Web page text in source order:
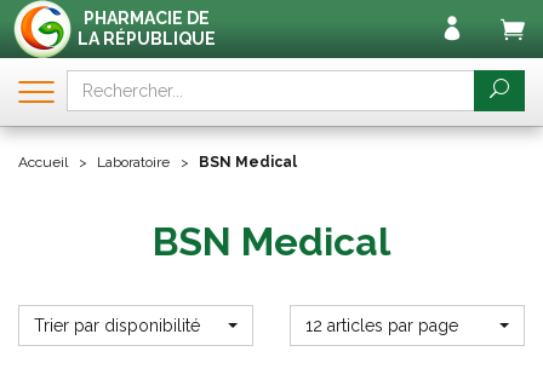
PHARMACIE DE
LA RÉPUBLIQUE
Accueil Laboratoire BSN Medical
BSN Medical
Trier par disponibilité 12 articles par page